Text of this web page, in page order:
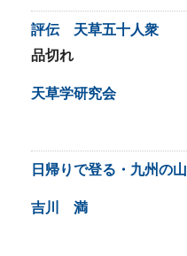
評伝 天草五十人衆
品切れ
天草学研究会
日帰りで登る・九州の山
吉川 満